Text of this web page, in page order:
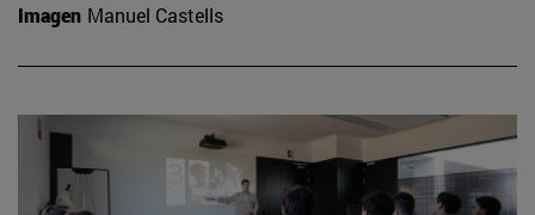
Imagen Manuel Castells